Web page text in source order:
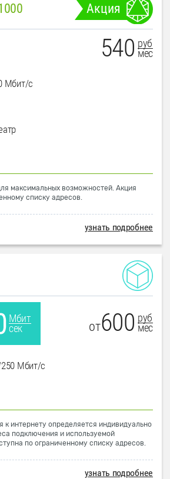
Акция
540 руб
мес
Мбит/с
максимальных возможностей. Акция
списку адресов.
узнать подробнее
Мбит
сек
от600 руб
мес
250 Мбит/с
к интернету определяется индивидуально
подключения и используемой
по ограниченному списку адресов.
узнать подробнее